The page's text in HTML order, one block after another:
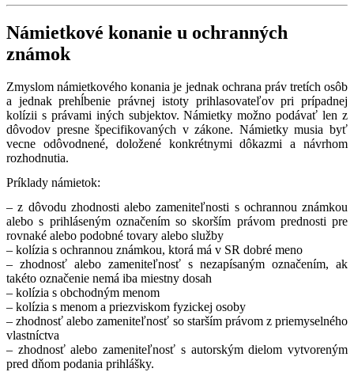
Námietkové konanie u ochranných
známok
Zmyslom námietkového konania je jednak ochrana práv tretích osôb
a jednak prehĺbenie právnej istoty prihlasovateľov pri prípadnej
kolízii s právami iných subjektov. Námietky možno podávať len z
dôvodov presne špecifikovaných v zákone. Námietky musia byť
vecne odôvodnené, doložené konkrétnymi dôkazmi a návrhom
rozhodnutia.
Príklady námietok:
– z dôvodu zhodnosti alebo zameniteľnosti s ochrannou známkou
alebo s prihláseným označením so skorším právom prednosti pre
rovnaké alebo podobné tovary alebo služby
– kolízia s ochrannou známkou, ktorá má v SR dobré meno
– zhodnosť alebo zameniteľnosť s nezapísaným označením, ak
takéto označenie nemá iba miestny dosah
– kolízia s obchodným menom
– kolízia s menom a priezviskom fyzickej osoby
– zhodnosť alebo zameniteľnosť so starším právom z priemyselného
vlastníctva
– zhodnosť alebo zameniteľnosť s autorským dielom vytvoreným
pred dňom podania prihlášky.